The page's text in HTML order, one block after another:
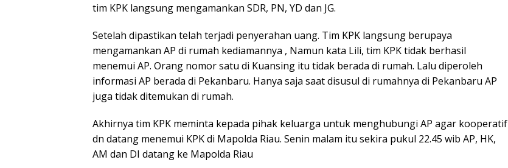
tim KPK langsung mengamankan SDR, PN, YD dan JG.
Setelah dipastikan telah terjadi penyerahan uang. Tim KPK langsung berupaya
mengamankan AP di rumah kediamannya , Namun kata Lili, tim KPK tidak berhasil
menemui AP. Orang nomor satu di Kuansing itu tidak berada di rumah. Lalu diperoleh
informasi AP berada di Pekanbaru. Hanya saja saat disusul di rumahnya di Pekanbaru AP
juga tidak ditemukan di rumah.
Akhirnya tim KPK meminta kepada pihak keluarga untuk menghubungi AP agar kooperatif
dn datang menemui KPK di Mapolda Riau. Senin malam itu sekira pukul 22.45 wib AP, HK,
AM dan DI datang ke Mapolda Riau